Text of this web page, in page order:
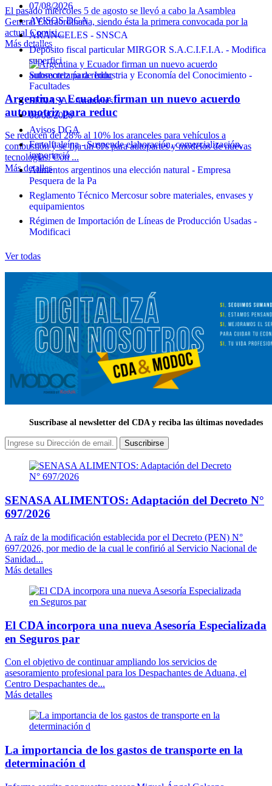
El pasado miércoles 5 de agosto se llevó a cabo la Asamblea
General Extraordinaria, siendo ésta la primera convocada por la
actual Comisi...
Más detalles
Argentina y Ecuador firman un nuevo acuerdo
automotriz para reduc
Se reducen del 28% al 10% los aranceles para vehículos a
combustión y se fija un 0% para autopartes y modelos de nuevas
tecnologías. Con ...
Más detalles
07/08/2026
AVISOS DGA
ARANCELES - SNSCA
Depósito fiscal particular MIRGOR S.A.C.I.F.I.A. - Modifica
superfici
Subsecretaría de Industria y Economía del Conocimiento -
Facultades
SENASA - Aranceles
06/08/2026
Avisos DGA
Fenolftaleína - Suspende elaboración, comercialización,
importació
Alimentos argentinos una elección natural - Empresa
Pesquera de la Pa
Reglamento Técnico Mercosur sobre materiales, envases y
equipamientos
Régimen de Importación de Líneas de Producción Usadas -
Modificaci
Ver todas
Suscríbase al newsletter del CDA y reciba las últimas novedades
Suscribirse
SENASA ALIMENTOS: Adaptación del Decreto N°
697/2026
A raíz de la modificación establecida por el Decreto (PEN) N°
697/2026, por medio de la cual le confirió al Servicio Nacional de
Sanidad...
Más detalles
El CDA incorpora una nueva Asesoría Especializada
en Seguros par
Con el objetivo de continuar ampliando los servicios de
asesoramiento profesional para los Despachantes de Aduana, el
Centro Despachantes de...
Más detalles
La importancia de los gastos de transporte en la
determinación d